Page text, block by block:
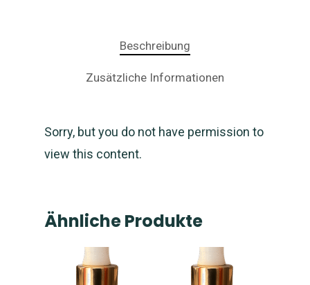
Beschreibung
Zusätzliche Informationen
Sorry, but you do not have permission to
view this content.
Ähnliche ProdukteNEWS: NanoCampo
verfügbar und
gestartet